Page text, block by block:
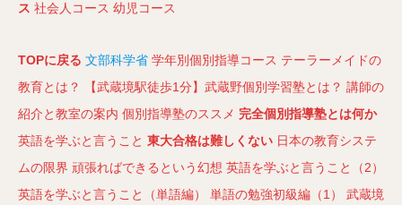
ス 社会人コース 幼児コース
TOPに戻る 文部科学省 学年別個別指導コース テーラーメイドの
教育とは？
【武蔵境駅徒歩1分】武蔵野個別学習塾とは？ 講師の
紹介と教室の案内 個別指導塾のススメ 完全個別指導塾とは何か
英語を学ぶと言うこと 東大合格は難しくない 日本の教育システ
ムの限界 頑張ればできるという幻想 英語を学ぶと言うこと（2）
英語を学ぶと言うこと（単語編）
単語の勉強初級編（1）
武蔵境